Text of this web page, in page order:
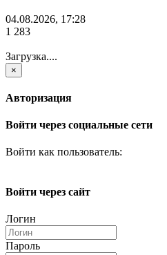
04.08.2026, 17:28
1 283
Загрузка....
×
Авторизация
Войти через социальные сети
Войти как пользователь:
Войти через сайт
Логин
Пароль